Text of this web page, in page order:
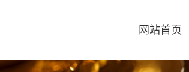
网站首页